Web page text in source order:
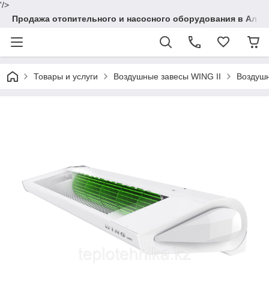
'/>
Продажа отопительного и насосного оборудования в
Товары и услуги Воздушные завесы WING II